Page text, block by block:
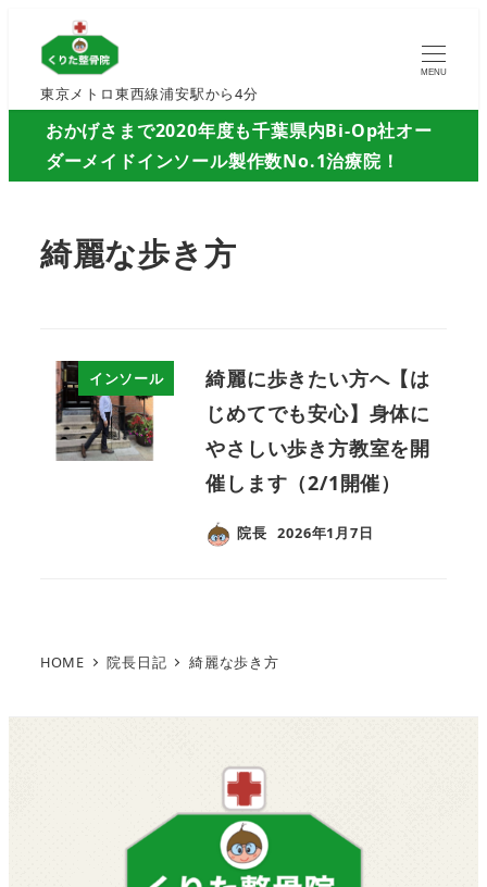
東京メトロ東西線浦安駅から4分
MENU
おかげさまで2020年度も千葉県内Bi-Op社オー
ダーメイドインソール製作数No.1治療院！
綺麗な歩き方
インソール
綺麗に歩きたい方へ【は
じめてでも安心】身体に
やさしい歩き方教室を開
催します（2/1開催）
院長 2026年1月7日
HOME 院長日記 綺麗な歩き方